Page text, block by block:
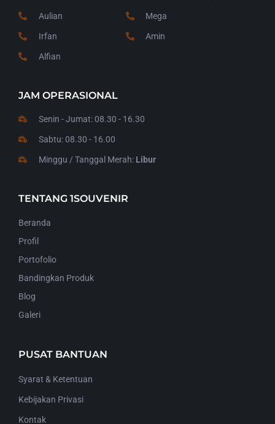
Aulian
Irfan
Alfian
Mega
Amin
JAM OPERASIONAL
Senin - Jumat: 08.30 - 16.30
Sabtu: 08.30 - 16.00
Minggu / Tanggal Merah: Libur
TENTANG 1SOUVENIR
Beranda
Profil
Portofolio
Bandingkan Produk
Blog
Galeri
PUSAT BANTUAN
Syarat & Ketentuan
Kebijakan Privasi
Kontak